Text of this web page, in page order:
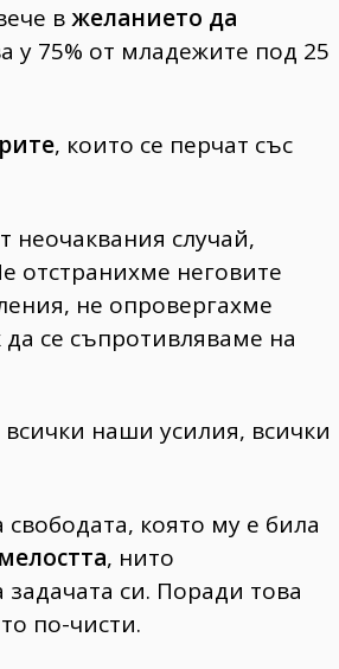
вжеланието да
у 75% от младежите под 25
, които се перчат със
неочаквания случай,
отстранихме неговите
не опровергахме
се съпротивляваме на
наши усилия, всички
която му е била
, нито
си. Поради това
по-чисти.